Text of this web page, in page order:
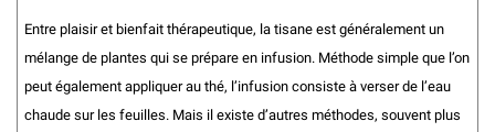
Entre plaisir et bienfait thérapeutique, la tisane est généralement un
mélange de plantes qui se prépare en infusion. Méthode simple que l’on
peut également appliquer au thé, l’infusion consiste à verser de l’eau
chaude sur les feuilles. Mais il existe d’autres méthodes, souvent plus